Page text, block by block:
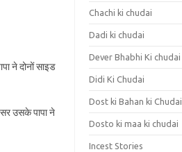
ने दोनों साइड
उसके पापा ने
Chachi ki chudai
Dadi ki chudai
Dever Bhabhi Ki chudai
Didi Ki Chudai
Dost ki Bahan ki Chudai
Dosto ki maa ki chudai
Incest Stories